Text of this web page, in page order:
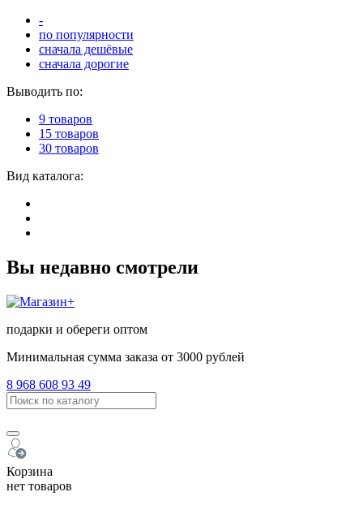
-
по популярности
сначала дешёвые
сначала дорогие
Выводить по:
9 товаров
15 товаров
30 товаров
Вид каталога:
Вы недавно смотрели
подарки и обереги оптом
Минимальная сумма заказа от 3000 рублей
8 968 608 93 49
Корзина
нет товаров